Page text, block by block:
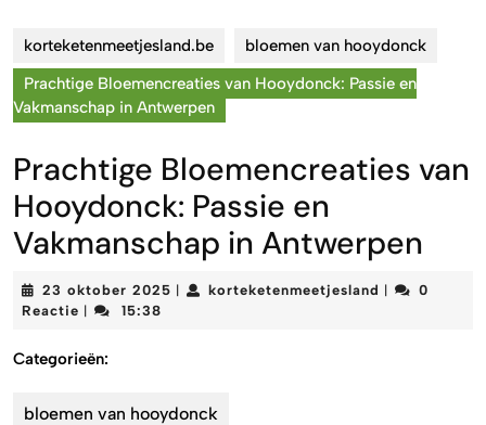
korteketenmeetjesland.be
bloemen van hooydonck
Prachtige Bloemencreaties van Hooydonck: Passie en
Vakmanschap in Antwerpen
Prachtige Bloemencreaties van
Hooydonck: Passie en
Vakmanschap in Antwerpen
23 oktober 2025 23
korteketenmeetjesland
0
Reactie
15:38
Categorieën:
bloemen van hooydonck